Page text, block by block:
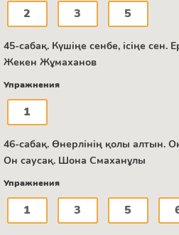
2 3 5
45-сабақ. Күшіңе сенбе, ісіңе сен.
Жекен Жұмаханов
Упражнения
1
46-сабақ. Өнерлінің қолы алтын.
Он саусақ. Шона Смаханұлы
Упражнения
1 3 5